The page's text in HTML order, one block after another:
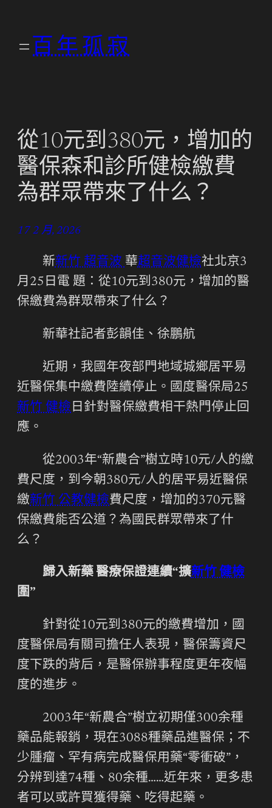
百年孤寂
從10元到380元，增加的
醫保森和診所健檢繳費
為群眾帶來了什么？
17 2 月, 2026
新新竹 超音波 華超音波健檢社北京3
月25日電 題：從10元到380元，增加的醫
保繳費為群眾帶來了什么？
新華社記者彭韻佳、徐鵬航
近期，我國年夜部門地域城鄉居平易
近醫保集中繳費陸續停止。國度醫保局25
新竹 健檢 日針對醫保繳費相干熱門停止回
應。
從2003年“新農合”樹立時10元/人的繳
費尺度，到今朝380元/人的居平易近醫保
繳新竹 公教健檢費尺度，增加的370元醫
保繳費能否公道？為國民群眾帶來了什
么？
歸入新藥 醫療保證連續“擴新竹 健檢
圍”
針對從10元到380元的繳費增加，國
度醫保局有關司擔任人表現，醫保籌資尺
度下跌的背后，是醫保辦事程度更年夜幅
度的進步。
2003年“新農合”樹立初期僅300余種
藥品能報銷，現在3088種藥品進醫保；不
少腫瘤、罕有病完成醫保用藥“零衝破”，
分辨到達74種、80余種……近年來，更多患
者可以或許買獲得藥、吃得起藥。